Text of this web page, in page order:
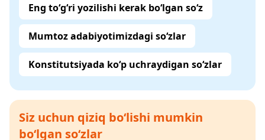
Eng to‘g‘ri yozilishi kerak bo‘lgan so‘z
Mumtoz adabiyotimizdagi so‘zlar
Konstitutsiyada ko‘p uchraydigan so‘zlar
Siz uchun qiziq bo‘lishi mumkin
bo‘lgan so‘zlar